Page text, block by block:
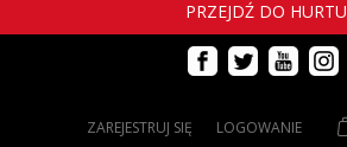
PRZEJDŹ DO HURTU
ZAREJESTRUJ SIĘ LOGOWANIE